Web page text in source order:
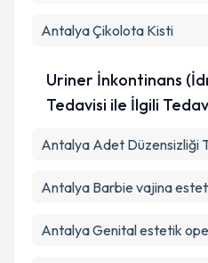
Antalya Çikolota Kisti
Uriner İnkontinans
Tedavisi ile İlgili
Antalya Adet Düzensizliği
Antalya Barbie vajina
Antalya Genital estetik